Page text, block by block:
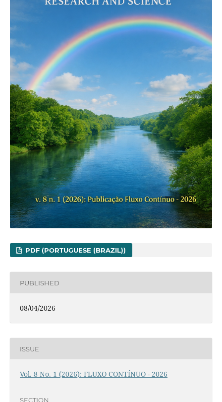
PDF (PORTUGUESE (BRAZIL))
PUBLISHED
08/04/2026
ISSUE
Vol. 8 No. 1 (2026): FLUXO CONTÍNUO - 2026
SECTION